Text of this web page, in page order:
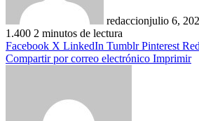
redaccionjulio 6,
1.400 2 minutos de lectura
Facebook X LinkedIn Tumblr Pinterest
Compartir por correo electrónico Imprimir